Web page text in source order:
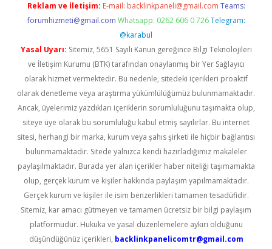
Reklam ve İletişim: E-mail: backlinkpaneli@gmail.com Teams:
forumhizmeti@gmail.com Whatsapp: 0262 606 0 726 Telegram:
@karabul
Yasal Uyarı: Sitemiz, 5651 Sayılı Kanun gereğince Bilgi Teknolojileri
ve İletişim Kurumu (BTK) tarafından onaylanmış bir Yer Sağlayıcı
olarak hizmet vermektedir. Bu nedenle, sitedeki içerikleri proaktif
olarak denetleme veya araştırma yükümlülüğümüz bulunmamaktadır.
Ancak, üyelerimiz yazdıkları içeriklerin sorumluluğunu taşımakta olup,
siteye üye olarak bu sorumluluğu kabul etmiş sayılırlar. Bu internet
sitesi, herhangi bir marka, kurum veya şahıs şirketi ile hiçbir bağlantısı
bulunmamaktadır. Sitede yalnızca kendi hazırladığımız makaleler
paylaşılmaktadır. Burada yer alan içerikler haber niteliği taşımamakta
olup, gerçek kurum ve kişiler hakkında paylaşım yapılmamaktadır.
Gerçek kurum ve kişiler ile isim benzerlikleri tamamen tesadüfidir.
Sitemiz, kar amacı gütmeyen ve tamamen ücretsiz bir bilgi paylaşım
platformudur. Hukuka ve yasal düzenlemelere aykırı olduğunu
düşündüğünüz içerikleri, backlinkpanelicomtr@gmail.com